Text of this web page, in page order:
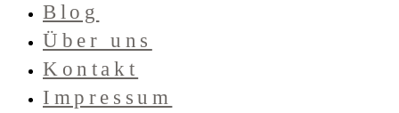
Blog
Über uns
Kontakt
Impressum